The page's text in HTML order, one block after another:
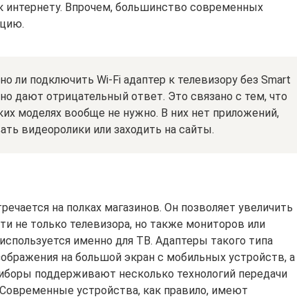
интернету. Впрочем, большинство современных
ли подключить Wi-Fi адаптер к телевизору без Smart
дают отрицательный ответ. Это связано с тем, что
моделях вообще не нужно. В них нет приложений,
видеоролики или заходить на сайты.
на полках магазинов. Он позволяет увеличить
не только телевизора, но также мониторов или
именно для ТВ. Адаптеры такого типа
на большой экран с мобильных устройств, а
поддерживают несколько технологий передачи
устройства, как правило, имеют